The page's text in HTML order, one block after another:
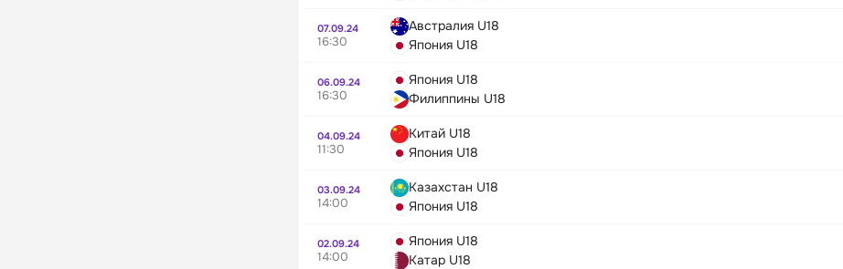
07.09.24
16:30
Австралия U18
Япония U18
06.09.24
16:30
Япония U18
Филиппины U18
04.09.24
11:30
Китай U18
Япония U18
03.09.24
14:00
Казахстан U18
Япония U18
02.09.24
14:00
Япония U18
Катар U18